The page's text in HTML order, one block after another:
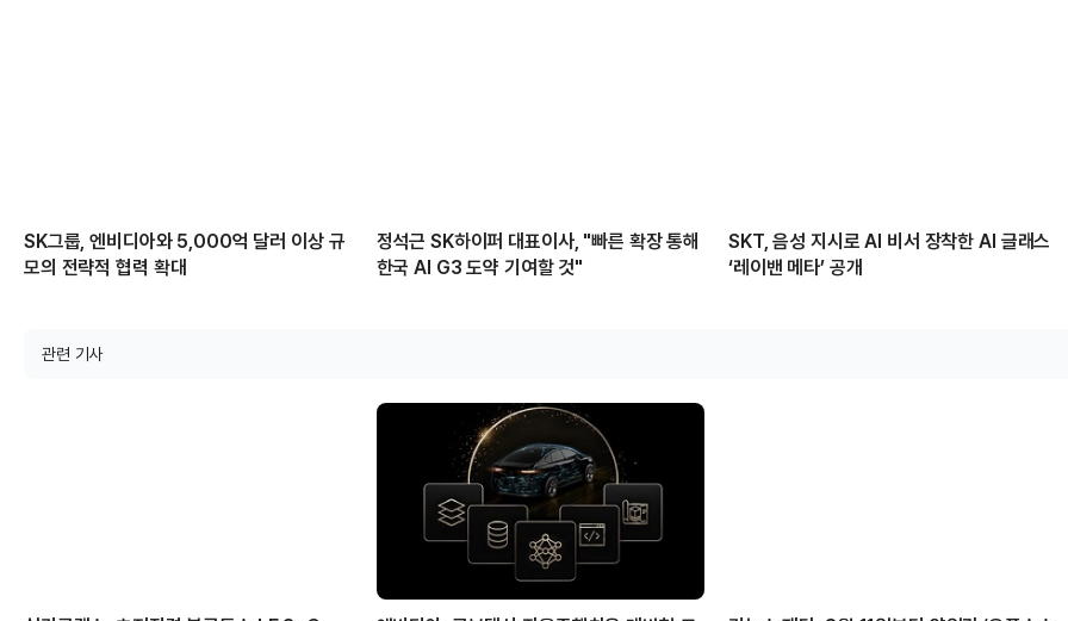
SK그룹, 엔비디아와 5,000억 달러 이상 규
모의 전략적 협력 확대
정석근 SK하이퍼 대표이사, "빠른 확장 통해
한국 AI G3 도약 기여할 것"
SKT, 음성 지시로 AI 비서 장착한 AI 글래스
‘레이밴 메타’ 공개
관련 기사